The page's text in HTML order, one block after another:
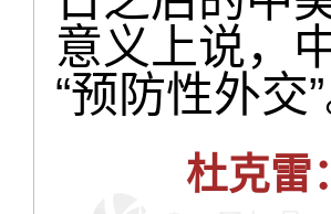
意义上说，
“预防性外交”
杜克雷